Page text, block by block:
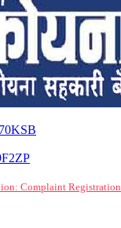
Complaint Registration